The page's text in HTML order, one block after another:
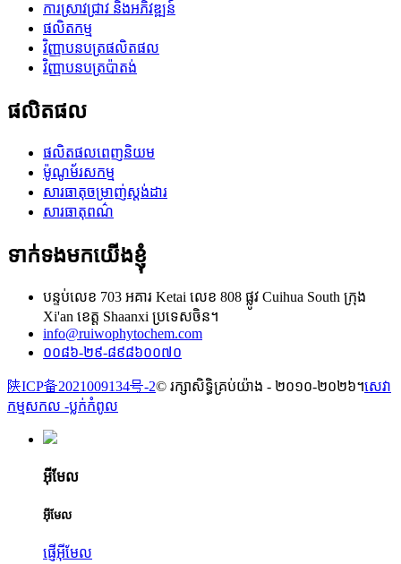
ការស្រាវជ្រាវ និងអភិវឌ្ឍន៍
ផលិតកម្ម
វិញ្ញាបនបត្រផលិតផល
វិញ្ញាបនបត្រប៉ាតង់
ផលិតផល
ផលិតផលពេញនិយម
ម៉ូណូម័រសកម្ម
សារធាតុចម្រាញ់ស្តង់ដារ
សារធាតុពណ៌
ទាក់ទងមកយើងខ្ញុំ
បន្ទប់លេខ 703 អគារ Ketai លេខ 808 ផ្លូវ Cuihua South ក្រុង
Xi'an ខេត្ត Shaanxi ប្រទេសចិន។
info@ruiwophytochem.com
០០៨៦-២៩-៨៩៨៦០០៧០
陕ICP备2021009134号-2© រក្សាសិទ្ធិគ្រប់យ៉ាង - ២០១០-២០២៦។សេវា
កម្មសកល -ប្លក់​កំពូល
អ៊ីមែល
អ៊ីមែល
ផ្ញើអ៊ីមែល